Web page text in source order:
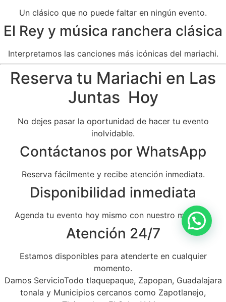
Un clásico que no puede faltar en ningún evento.
El Rey y música ranchera clásica
Interpretamos las canciones más icónicas del mariachi.
Reserva tu Mariachi en Las
Juntas Hoy
No dejes pasar la oportunidad de hacer tu evento
inolvidable.
Contáctanos por WhatsApp
Reserva fácilmente y recibe atención inmediata.
Disponibilidad inmediata
Agenda tu evento hoy mismo con nuestro mariachi.
Atención 24/7
Estamos disponibles para atenderte en cualquier
momento.
Damos ServicioTodo tlaquepaque, Zapopan, Guadalajara
tonala y Municipios cercanos como Zapotlanejo,